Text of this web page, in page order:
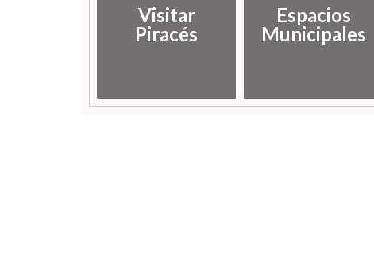
Visitar
Piracés
Espacios
Municipales